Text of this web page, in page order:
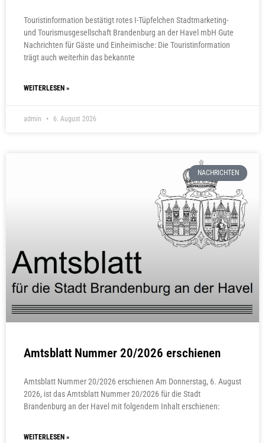
Touristinformation bestätigt rotes I-Tüpfelchen Stadtmarketing-
und Tourismusgesellschaft Brandenburg an der Havel mbH Gute
Nachrichten für Gäste und Einheimische: Die Touristinformation
trägt auch weiterhin das bekannte
WEITERLESEN »
admin 6. August 2026
NACHRICHTEN
Amtsblatt Nummer 20/2026 erschienen
Amtsblatt Nummer 20/2026 erschienen Am Donnerstag, 6. August
2026, ist das Amtsblatt Nummer 20/2026 für die Stadt
Brandenburg an der Havel mit folgendem Inhalt erschienen:
WEITERLESEN »